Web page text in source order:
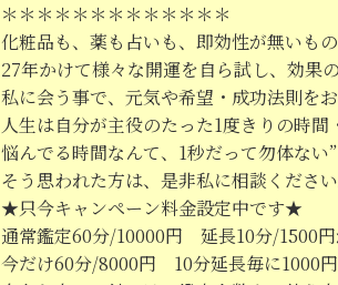
＊＊＊＊＊＊＊＊＊＊＊＊＊
化粧品も、薬も占いも、即効性が無いも
27年かけて様々な開運を自ら試し、効果
私に会う事で、元気や希望・成功法則を
人生は自分が主役のたった1度きりの時間
悩んでる時間なんて、1秒だって勿体ない”
そう思われた方は、是非私に相談ください
★只今キャンペーン料金設定中です★
通常鑑定60分/10000円 延長10分/1500円
今だけ60分/8000円 10分延長毎に1000円